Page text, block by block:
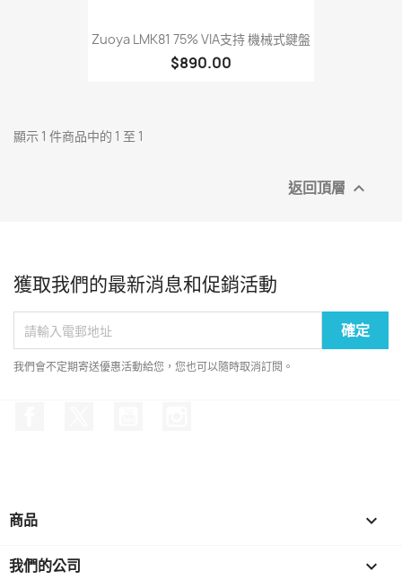
Zuoya LMK81 75% VIA支持 機械式鍵盤
$890.00
顯示 1 件商品中的 1 至 1
返回頂層 
獲取我們的最新消息和促銷活動
我們會不定期寄送優惠活動給您，您也可以隨時取消訂閱。
商品 
我們的公司 